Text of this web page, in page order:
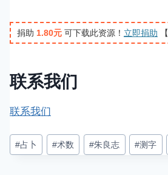
捐助 1.80元 可下载此资源！ 立即捐助
联系我们
联系我们
文
章
#占卜 #术数 #朱良志 #测字